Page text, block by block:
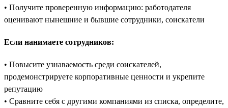
• Получите проверенную информацию: работодателя
оценивают нынешние и бывшие сотрудники, соискатели
Если нанимаете сотрудников:
• Повысите узнаваемость среди соискателей,
продемонстрируете корпоративные ценности и укрепите
репутацию
• Сравните себя с другими компаниями из списка, определите,